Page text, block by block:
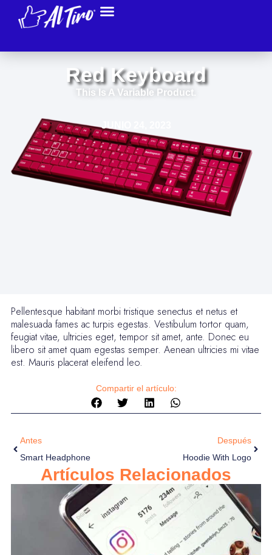
Red Keyboard
This Is A Variable Product.
JUNIO 24, 2023
Pellentesque habitant morbi tristique senectus et netus et
malesuada fames ac turpis egestas. Vestibulum tortor quam,
feugiat vitae, ultricies eget, tempor sit amet, ante. Donec eu
libero sit amet quam egestas semper. Aenean ultricies mi vitae
est. Mauris placerat eleifend leo.
Compartir el artículo:
Antes
Smart Headphone
Después
Hoodie With Logo
Artículos Relacionados